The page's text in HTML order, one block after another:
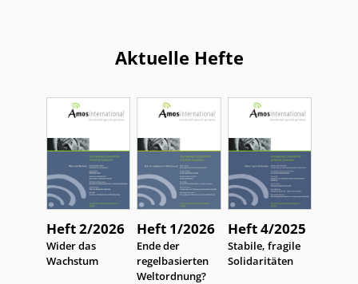
Aktuelle Hefte
Heft 2/2026
:
Wider das
Wachstum
Heft 1/2026
:
Ende der
regelbasierten
Weltordnung?
Heft 4/2025
:
Stabile, fragile
Solidaritäten